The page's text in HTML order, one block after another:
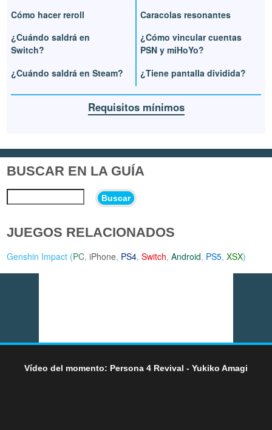
Cómo hacer reroll
¿Cuándo saldrá en
Switch?
¿Cuándo saldrá en Steam?
Caracolas resonantes
¿Cómo vincular cuentas
PSN y miHoYo?
¿Tiene pantalla dividida?
Requisitos mínimos
BUSCAR EN LA GUÍA
Buscar
JUEGOS RELACIONADOS
Genshin Impact (PC,iPhone, PS4,Switch,Android, PS5,XSX)
Vídeo del momento: Persona 4 Revival - Yukiko Amagi